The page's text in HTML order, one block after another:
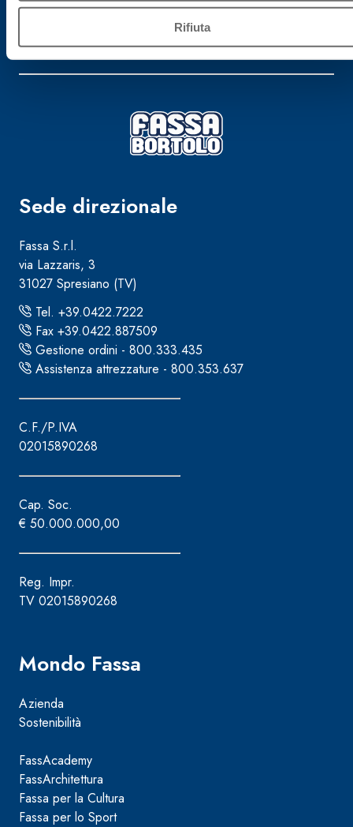
Rifiuta
Iscriviti alla newsletter
Rimani aggiornato con le ultime novità di Fassa Bortolo
Sede direzionale
Fassa S.r.l.
via Lazzaris, 3
31027 Spresiano (TV)
Tel. +39.0422.7222
Fax +39.0422.887509
Gestione ordini - 800.333.435
Assistenza attrezzature - 800.353.637
C.F./P.IVA
02015890268
Cap. Soc.
€ 50.000.000,00
Reg. Impr.
TV 02015890268
Mondo Fassa
Azienda
Sostenibilità
FassAcademy
FassArchitettura
Fassa per la Cultura
Fassa per lo Sport